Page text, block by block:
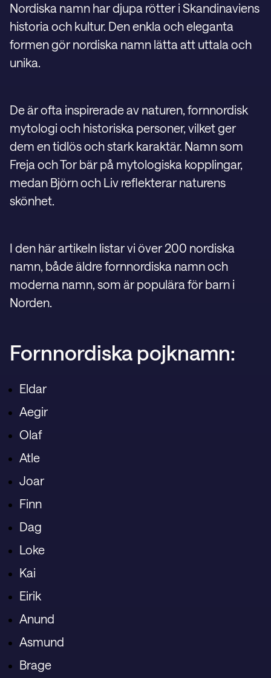
Nordiska namn har djupa rötter i Skandinaviens
historia och kultur. Den enkla och eleganta
formen gör nordiska namn lätta att uttala och
unika.
De är ofta inspirerade av naturen, fornnordisk
mytologi och historiska personer, vilket ger
dem en tidlös och stark karaktär. Namn som
Freja och Tor bär på mytologiska kopplingar,
medan Björn och Liv reflekterar naturens
skönhet.
I den här artikeln listar vi över 200 nordiska
namn, både äldre fornnordiska namn och
moderna namn, som är populära för barn i
Norden.
Fornnordiska pojknamn:
Eldar
Aegir
Olaf
Atle
Joar
Finn
Dag
Loke
Kai
Eirik
Anund
Asmund
Brage